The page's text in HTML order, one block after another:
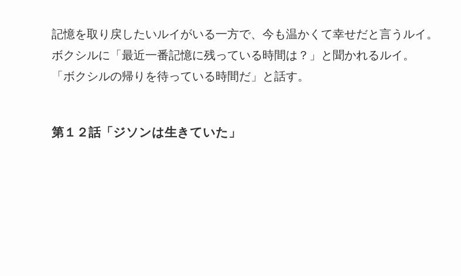
記憶を取り戻したいルイがいる一方で、今も温かくて幸せだと言うルイ。
ボクシルに「最近一番記憶に残っている時間は？」と聞かれるルイ。
「ボクシルの帰りを待っている時間だ」と話す。
第１２話「ジソンは生きていた」